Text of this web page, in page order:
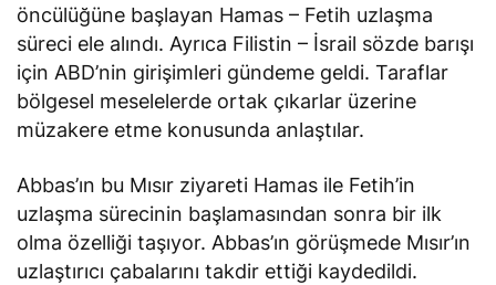
öncülüğüne başlayan Hamas – Fetih uzlaşma
süreci ele alındı. Ayrıca Filistin – İsrail sözde barışı
için ABD’nin girişimleri gündeme geldi. Taraflar
bölgesel meselelerde ortak çıkarlar üzerine
müzakere etme konusunda anlaştılar.
Abbas’ın bu Mısır ziyareti Hamas ile Fetih’in
uzlaşma sürecinin başlamasından sonra bir ilk
olma özelliği taşıyor. Abbas’ın görüşmede Mısır’ın
uzlaştırıcı çabalarını takdir ettiği kaydedildi.